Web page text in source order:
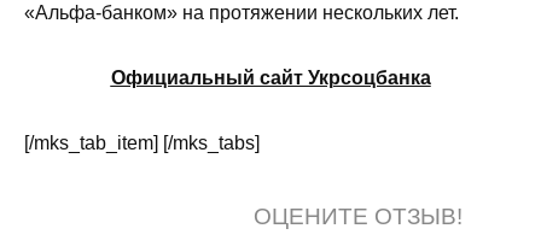
«Альфа-банком» на протяжении нескольких лет.
Официальный сайт Укрсоцбанка
[/mks_tab_item] [/mks_tabs]
ОЦЕНИТЕ ОТЗЫВ!